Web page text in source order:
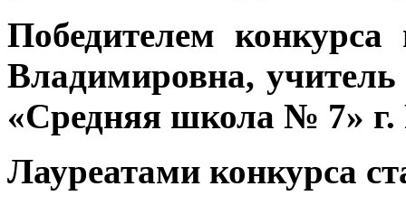
Победителем
Владимировна,
«Средняя школа № 7» г.
Лауреатами конкурса